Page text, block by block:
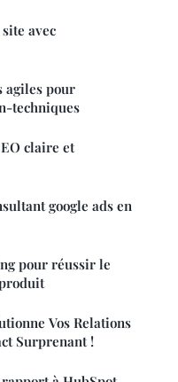
avec
agiles pour
techniques
claire et
google ads en
pour réussir le
Vos Relations
Surprenant !